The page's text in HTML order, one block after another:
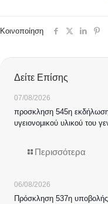
Κοινοποίηση
Δείτε Επίσης
07/08/2026
προσκληση 545η
υγειονομικού υλικού του
Περισσότερα
06/08/2026
Πρόσκληση 537η